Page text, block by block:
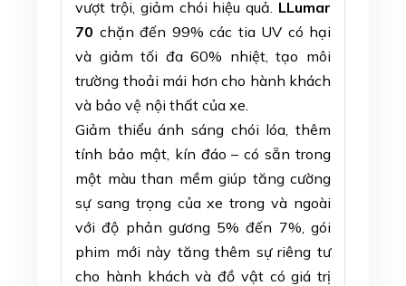
vượt trội, giảm chói hiệu quả. LLumar
70 chặn đến 99% các tia UV có hại
và giảm tối đa 60% nhiệt, tạo môi
trường thoải mái hơn cho hành khách
và bảo vệ nội thất của xe.
Giảm thiểu ánh sáng chói lóa, thêm
tính bảo mật, kín đáo – có sẵn trong
một màu than mềm giúp tăng cường
sự sang trọng của xe trong và ngoài
với độ phản gương 5% đến 7%, gói
phim mới này tăng thêm sự riêng tư
cho hành khách và đồ vật có giá trị